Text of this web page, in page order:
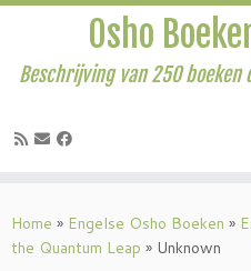
naar
inhoud
Osho
Beschrijving van 250 boeken
Home » Engelse Osho Boeken »
the Quantum Leap » Unknown